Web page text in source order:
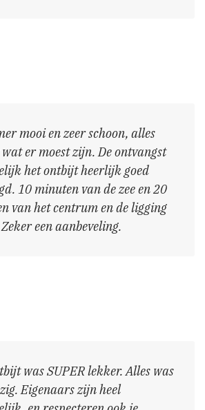
mooi en zeer schoon, alles
er moest zijn. De ontvangst
het ontbijt heerlijk goed
10 minuten van de zee en 20
van het centrum en de ligging
een aanbeveling.
was SUPER lekker. Alles was
Eigenaars zijn heel